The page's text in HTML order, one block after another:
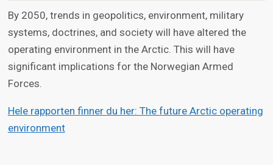
By 2050, trends in geopolitics, environment, military
systems, doctrines, and society will have altered the
operating environment in the Arctic. This will have
significant implications for the Norwegian Armed
Forces.
Hele rapporten finner du her: The future Arctic operating
environment